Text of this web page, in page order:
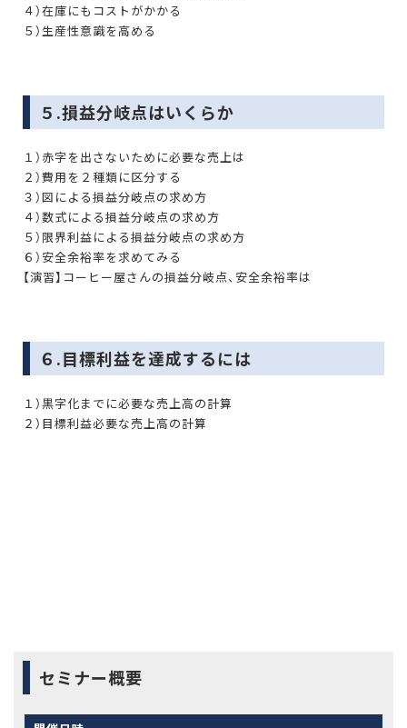
４）在庫にもコストがかかる
５）生産性意識を高める
５.損益分岐点はいくらか
１）赤字を出さないために必要な売上は
２）費用を２種類に区分する
３）図による損益分岐点の求め方
４）数式による損益分岐点の求め方
５）限界利益による損益分岐点の求め方
６）安全余裕率を求めてみる
【演習】コーヒー屋さんの損益分岐点、安全余裕率は
６.目標利益を達成するには
１）黒字化までに必要な売上高の計算
２）目標利益必要な売上高の計算
セミナー概要